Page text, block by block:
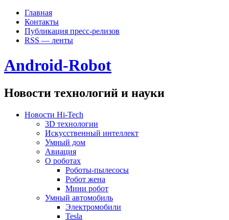
Главная
Контакты
Публикация пресс-релизов
RSS — ленты
Android-Robot
Новости технологий и науки
Новости Hi-Tech
3D технологии
Искусственный интеллект
Умный дом
Авиация
О роботах
Роботы-пылесосы
Робот жена
Мини робот
Умный автомобиль
Электромобили
Tesla